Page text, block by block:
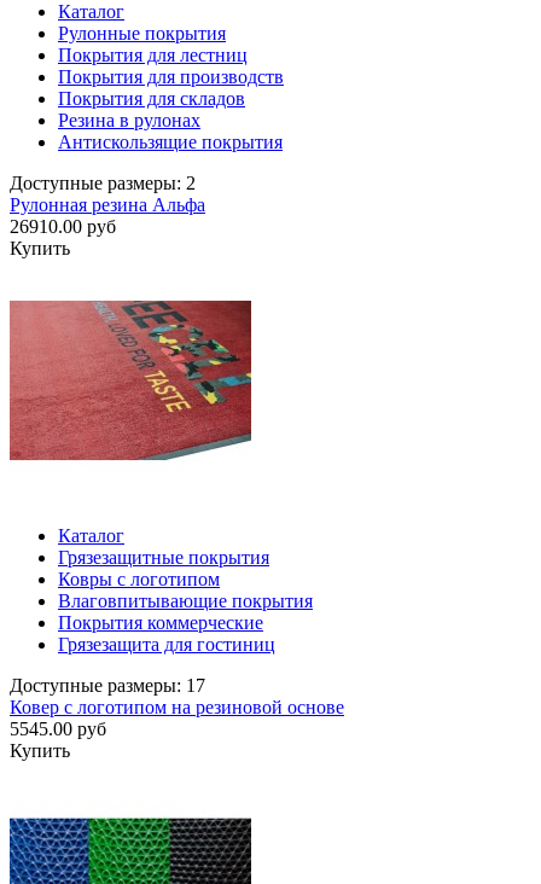
Каталог
Рулонные покрытия
Покрытия для лестниц
Покрытия для производств
Покрытия для складов
Резина в рулонах
Антискользящие покрытия
Доступные размеры: 2
Рулонная резина Альфа
26910.00 руб
Купить
Каталог
Грязезащитные покрытия
Ковры с логотипом
Влаговпитывающие покрытия
Покрытия коммерческие
Грязезащита для гостиниц
Доступные размеры: 17
Ковер с логотипом на резиновой основе
5545.00 руб
Купить